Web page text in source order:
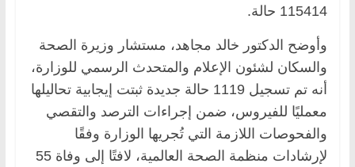
115414 حالة.
وأوضح الدكتور خالد مجاهد، مستشار وزيرة الصحة
والسكان لشئون الإعلام والمتحدث الرسمي للوزارة،
أنه تم تسجيل 1119 حالة جديدة ثبتت إيجابية تحاليلها
معمليًا للفيروس، ضمن إجراءات الترصد والتقصي
والفحوصات اللازمة التي تُجريها الوزارة وفقًا
لإرشادات منظمة الصحة العالمية، لافتًا إلى وفاة 55